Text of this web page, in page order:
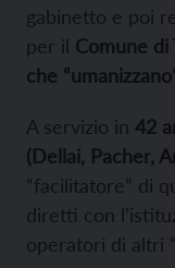
gabinetto e poi
per il Comune di
che
A servizio in 42
(Dellai, Pacher,
“facilitatore” di
diretti con
operatori di altri